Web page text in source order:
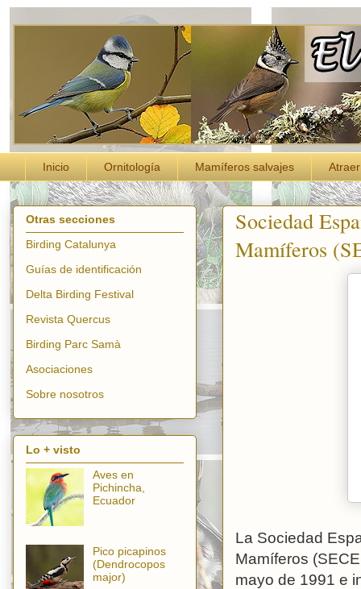
Inicio Ornitología Mamíferos salvajes
Sociedad
Mamíferos
La Sociedad
Mamíferos
mayo de 1991 e
Otras secciones
Birding Catalunya
Guías de identificación
Delta Birding Festival
Revista Quercus
Birding Parc Samà
Asociaciones
Sobre nosotros
Lo + visto
Aves en
Pichincha,
Ecuador
Pico picapinos
(Dendrocopos
major)